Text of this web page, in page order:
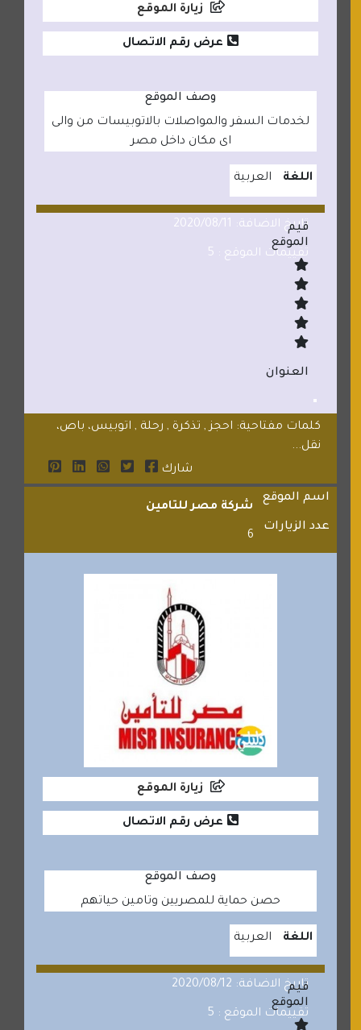
زيارة الموقع
عرض رقم الاتصال
وصف الموقع
لخدمات السفر والمواصلات بالاتوبيسات من والى
اى مكان داخل مصر
اللغة العربية
تاريخ الاضافة: 2020/08/11
تقييمات الموقع : 5
قيم
الموقع
العنوان
كلمات مفتاحية: احجز , تذكرة , رحلة , اتوبيس، باص،
نقل...
شارك
اسم الموقع
شركة مصر للتامين
عدد الزيارات
6
زيارة الموقع
عرض رقم الاتصال
وصف الموقع
حصن حماية للمصريين وتامين حياتهم
اللغة العربية
تاريخ الاضافة: 2020/08/12
تقييمات الموقع : 5
قيم
الموقع